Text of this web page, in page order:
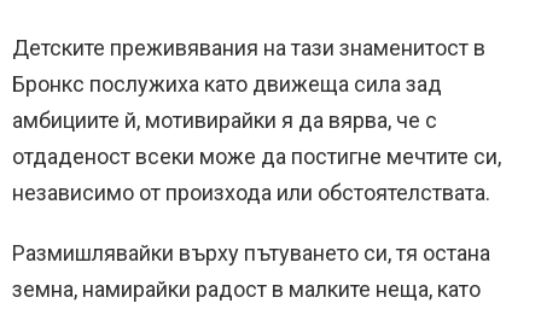
Детските преживявания на тази знаменитост в
Бронкс послужиха като движеща сила зад
амбициите й, мотивирайки я да вярва, че с
отдаденост всеки може да постигне мечтите си,
независимо от произхода или обстоятелствата.
Размишлявайки върху пътуването си, тя остана
земна, намирайки радост в малките неща, като